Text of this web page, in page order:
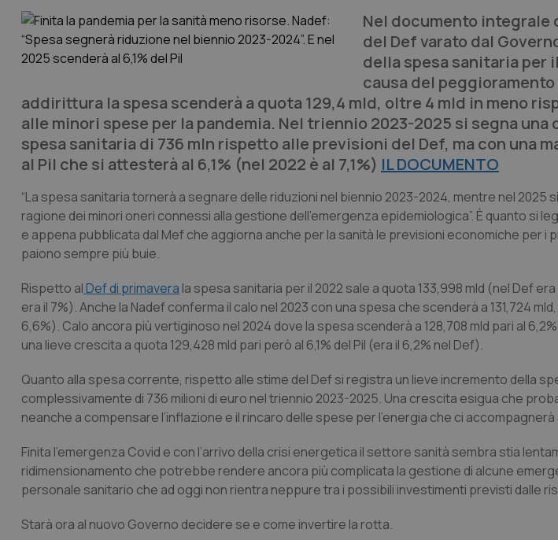
Nel documento integrale
del Def varato dal
della spesa sanitaria per
causa del
addirittura la spesa scenderà a quota 129,4 mld, oltre 4 mld in meno
alle minori spese per la pandemia. Nel triennio 2023-2025 si segna
spesa sanitaria di 736 mln rispetto alle previsioni del Def, ma con una
al Pil che si attesterà al 6,1% (nel 2022 è al 7,1%) IL DOCUMENTO
“La spesa sanitaria tornerà a segnare delle riduzioni nel biennio 2023-2024, mentre nel 2025
ragione dei minori oneri connessi alla gestione dell’emergenza epidemiologica”. È quanto si
e appena pubblicata dal Mef che aggiorna anche per la sanità le previsioni economiche per i
paiono sempre più buie.
Rispetto alDef di primavera la spesa sanitaria per il 2022 sale a quota 133,998 mld (nel Def era
era il 7%). Anche la Nadef conferma il calo nel 2023 con una spesa che scenderà a 131,724
6,6%). Calo ancora più vertiginoso nel 2024 dove la spesa scenderà a 128,708 mld pari al
una lieve crescita a quota 129,428 mld pari però al 6,1% del Pil (era il 6,2% nel Def).
Quanto alla spesa corrente, rispetto alle stime del Def si registra un lieve incremento della
complessivamente di 736 milioni di euro nel triennio 2023-2025. Una crescita esigua che
neanche a compensare l’inflazione e il rincaro delle spese per l’energia che ci
Finita l’emergenza Covid e con l’arrivo della crisi energetica il settore sanità sembra stia
ridimensionamento che potrebbe rendere ancora più complicata la gestione di alcune
personale sanitario che ad oggi non rientra neppure tra i possibili investimenti previsti dalle
Starà ora al nuovo Governo decidere se e come invertire la rotta.